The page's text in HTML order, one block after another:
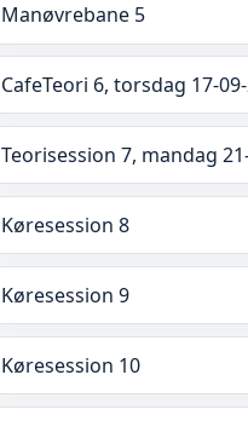
Manøvrebane 5
CafeTeori 6, torsdag 17-
Teorisession 7, mandag
Køresession 8
Køresession 9
Køresession 10